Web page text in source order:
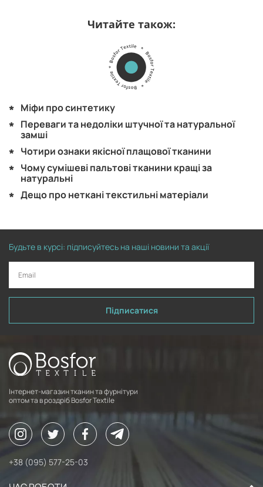
Читайте також:
Міфи про синтетику
Переваги та недоліки штучної та натуральної
замші
Чотири ознаки якісної плащової тканини
Чому сумішеві пальтові тканини кращі за
натуральні
Дещо про неткані текстильні матеріали
Будьте в курсі: підписуйтесь на наші новини та акції
Підписатися
Інтернет-магазин тканин та фурнітури
оптом та в роздріб Bosfor Textile
+38 (095) 577-25-03